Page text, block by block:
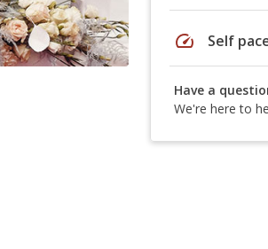
speed Self
Have a
We're here to